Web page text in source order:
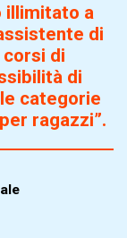
illimitato a
di
di
di
categorie
ragazzi”.